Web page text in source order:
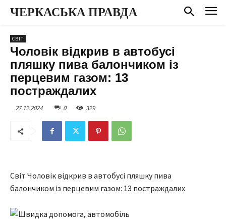
ЧЕРКАСЬКА ПРАВДА
СВІТ
Чоловік відкрив в автобусі
пляшку пива балончиком із
перцевим газом: 13
постраждалих
27.12.2024 0 329
Світ Чоловік відкрив в автобусі пляшку пива
балончиком із перцевим газом: 13 постраждалих